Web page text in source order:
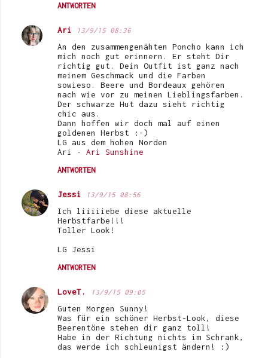
ANTWORTEN
Ari 13/9/15 08:36
An den zusammengenähten Poncho kann ich
mich noch gut erinnern. Er steht Dir
richtig gut. Dein Outfit ist ganz nach
meinem Geschmack und die Farben
sowieso. Beere und Bordeaux gehören
nach wie vor zu meinen Lieblingsfarben.
Der schwarze Hut dazu sieht richtig
chic aus.
Dann hoffen wir doch mal auf einen
goldenen Herbst :-)
LG aus dem hohen Norden
Ari - Ari Sunshine
ANTWORTEN
Jessi 13/9/15 08:56
Ich liiiiiebe diese aktuelle
Herbstfarbe!!!
Toller Look!
LG Jessi
ANTWORTEN
LoveT. 13/9/15 09:05
Guten Morgen Sunny!
Was für ein schöner Herbst-Look, diese
Beerentöne stehen dir ganz toll!
Habe in der Richtung nichts im Schrank,
das werde ich schleunigst ändern! :)